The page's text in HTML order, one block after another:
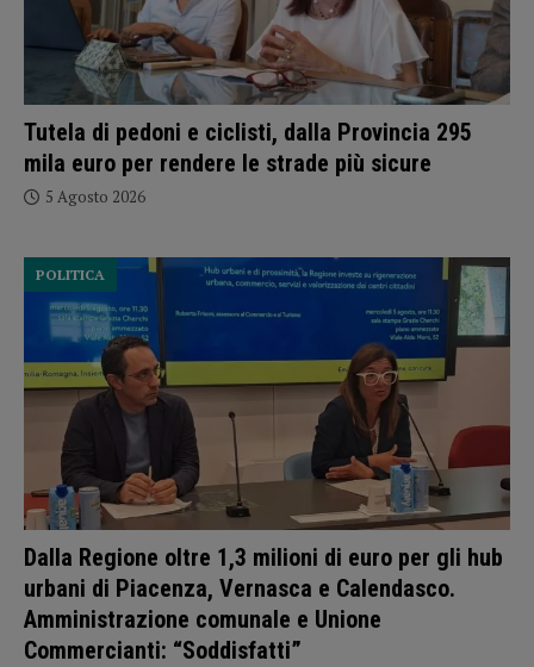
Tutela di pedoni e ciclisti, dalla Provincia 295
mila euro per rendere le strade più sicure
5 Agosto 2026
Dalla Regione oltre 1,3 milioni di euro per gli hub
urbani di Piacenza, Vernasca e Calendasco.
Amministrazione comunale e Unione
Commercianti: “Soddisfatti”
POLITICA